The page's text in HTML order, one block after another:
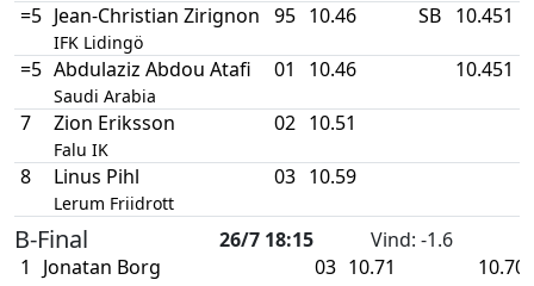
=5 Jean-Christian Zirignon
IFK Lidingö
95 10.46 SB 10.451
=5 Abdulaziz Abdou Atafi
Saudi Arabia
01 10.46 10.451
7 Zion Eriksson
Falu IK
02 10.51
8 Linus Pihl
Lerum Friidrott
03 10.59
B-Final 26/7 18:15 Vind: -1.6
1
Jonatan Borg 03 10.71